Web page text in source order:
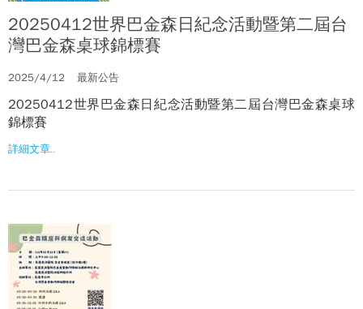
20250412世界巴金森日紀念活動暨第二屆台
灣巴金森桌球錦標賽
2025/4/12 最新公告
20250412世界巴金森日紀念活動暨第二屆台灣巴金森桌球
錦標賽
詳細文章..